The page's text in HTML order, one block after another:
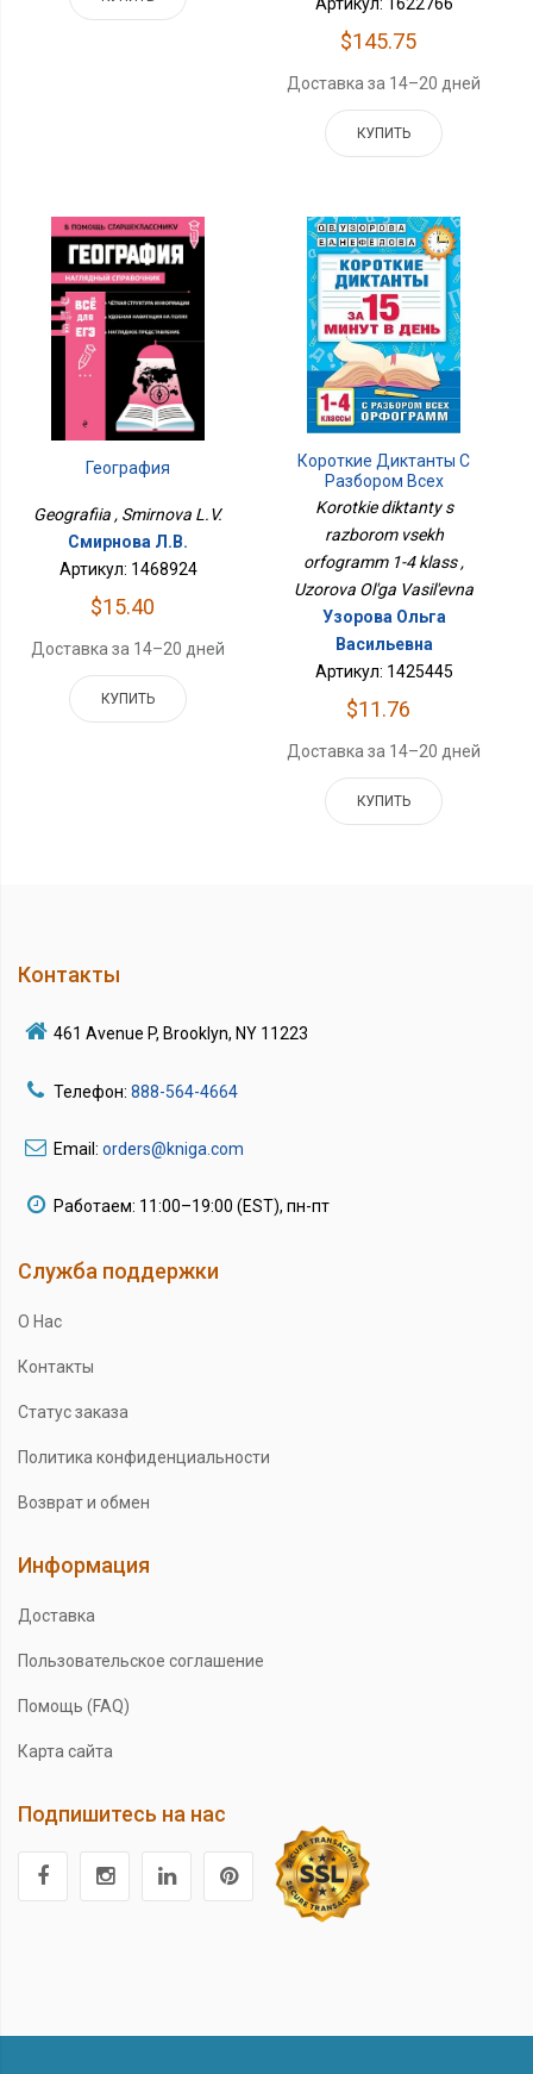
$145.75
Доставка за 14–20 дней
КУПИТЬ
География
Geografiia , Smirnova L.V.
Смирнова Л.В.
Артикул: 1468924
$15.40
Доставка за 14–20 дней
КУПИТЬ
Короткие Диктанты С
Разбором Всех
Орфограмм 1-4 Класс
Korotkie diktanty s
razborom vsekh
orfogramm 1-4 klass ,
Uzorova Ol'ga Vasil'evna
Узорова Ольга
Васильевна
Артикул: 1425445
$11.76
Доставка за 14–20 дней
КУПИТЬ
Контакты
461 Avenue P, Brooklyn, NY 11223
Телефон: 888-564-4664
Email: orders@kniga.com
Работаем: 11:00–19:00 (EST), пн-пт
Служба поддержки
О Нас
Контакты
Статус заказа
Политика конфиденциальности
Возврат и обмен
Информация
Доставка
Пользовательское соглашение
Помощь (FAQ)
Карта сайта
Подпишитесь на нас